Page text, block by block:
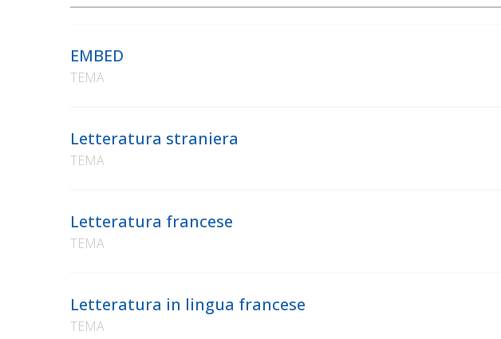
EMBED
TEMA
Letteratura straniera
TEMA
Letteratura francese
TEMA
Letteratura in lingua francese
TEMA